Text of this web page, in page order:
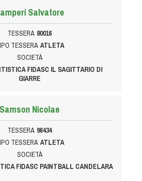
Salvatore
TESSERA 80016
TESSERA ATLETA
SOCIETÀ
FIDASC IL SAGITTARIO DI
GIARRE
Samson Nicolae
TESSERA 96434
TESSERA ATLETA
SOCIETÀ
FIDASC PAINTBALL CANDELARA
Dog Triathlon
Hoopers
Mantrailing
Nosework
Obedience
Sheepdog
Sport acquatici
Treibball